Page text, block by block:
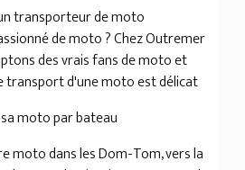
transporteur de moto
de moto ? Chez Outremer
des vrais fans de moto et
transport d'une moto est délicat
moto par bateau
moto dans les Dom-Tom, vers la